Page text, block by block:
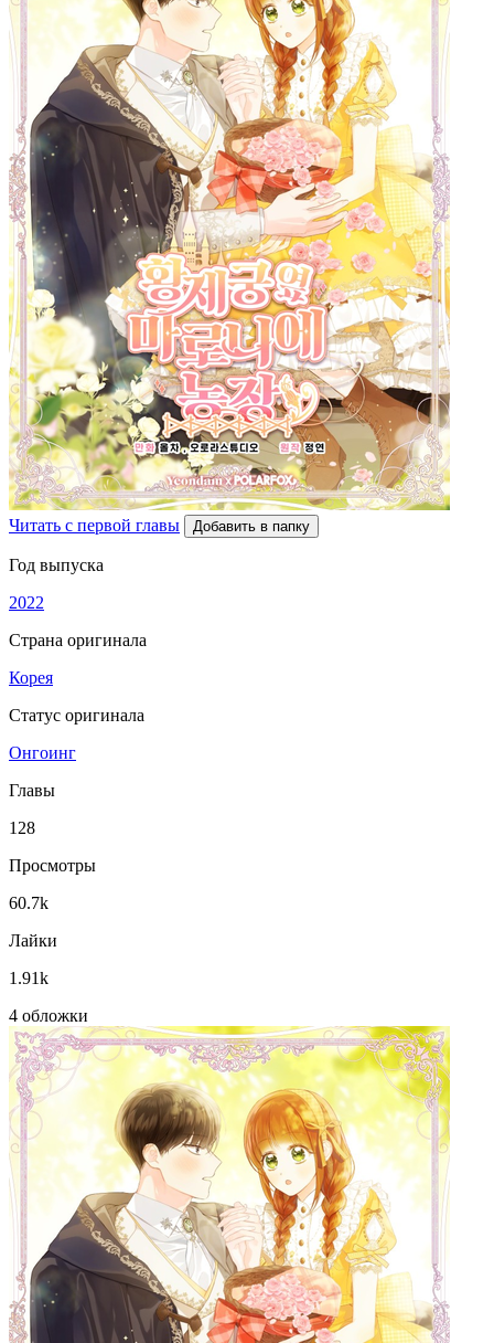
Читать с первой главы Добавить в папку
Год выпуска
2022
Страна оригинала
Корея
Статус оригинала
Онгоинг
Главы
128
Просмотры
60.7k
Лайки
1.91k
4 обложки